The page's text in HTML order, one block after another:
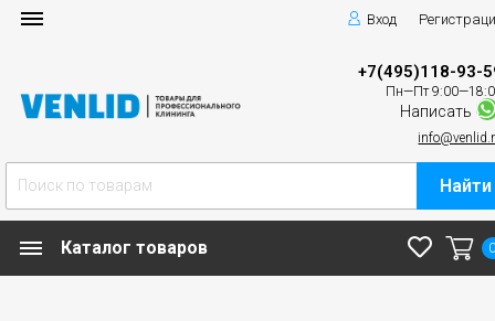
Вход
+7(495)118-93-
Пн—Пт
Написать
Найти
Каталог товаров